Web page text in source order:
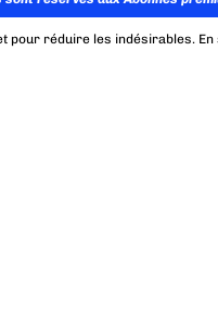
pour réduire les indésirables.